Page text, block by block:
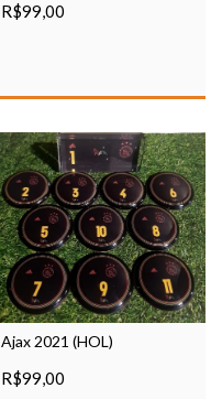
R$99,00
Ajax 2021 (HOL)
R$99,00